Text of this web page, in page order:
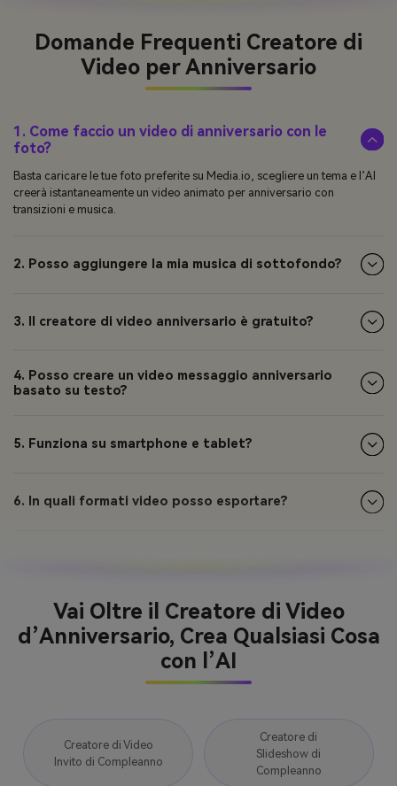
Domande Frequenti Creatore di
Video per Anniversario
1. Come faccio un video di anniversario con le
foto?
Basta caricare le tue foto preferite su Media.io, scegliere un tema e l’AI
creerà istantaneamente un video animato per anniversario con
transizioni e musica.
2. Posso aggiungere la mia musica di sottofondo?
3. Il creatore di video anniversario è gratuito?
4. Posso creare un video messaggio anniversario
basato su testo?
5. Funziona su smartphone e tablet?
6. In quali formati video posso esportare?
Vai Oltre il Creatore di Video
d’Anniversario, Crea Qualsiasi Cosa
con l’AI
Creatore di Video
Invito di Compleanno
Creatore di
Slideshow di
Compleanno